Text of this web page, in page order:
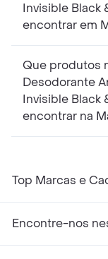
Invisible Black
encontrar em
Que produtos
Desodorante
Invisible Black
encontrar na
Top Marcas e
Encontre-nos